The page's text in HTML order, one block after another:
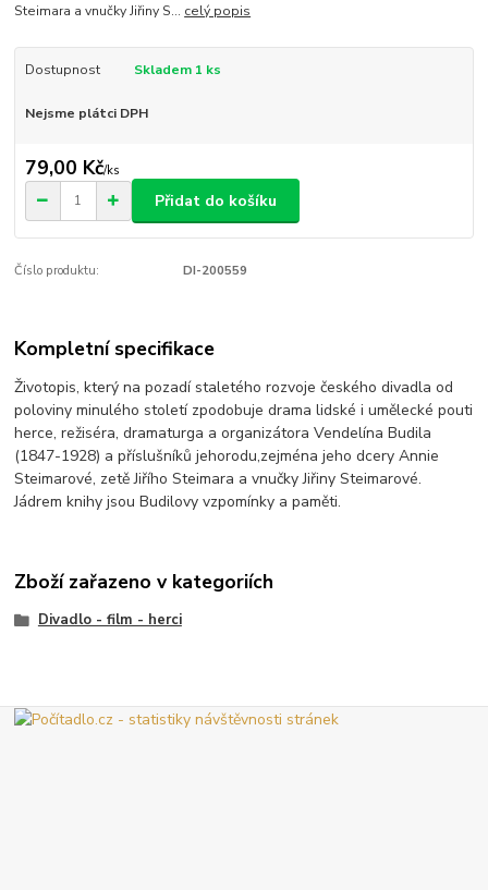
Steimara a vnučky Jiřiny S... celý popis
Dostupnost Skladem 1 ks
Nejsme plátci DPH
79,00 Kč/ks
Přidat do košíku
Číslo produktu: DI-200559
Kompletní specifikace
Životopis, který na pozadí staletého rozvoje českého divadla od
poloviny minulého století zpodobuje drama lidské i umělecké pouti
herce, režiséra, dramaturga a organizátora Vendelína Budila
(1847-1928) a příslušníků jehorodu,zejména jeho dcery Annie
Steimarové, zetě Jiřího Steimara a vnučky Jiřiny Steimarové.
Jádrem knihy jsou Budilovy vzpomínky a paměti.
Zboží zařazeno v kategoriích
Divadlo - film - herci